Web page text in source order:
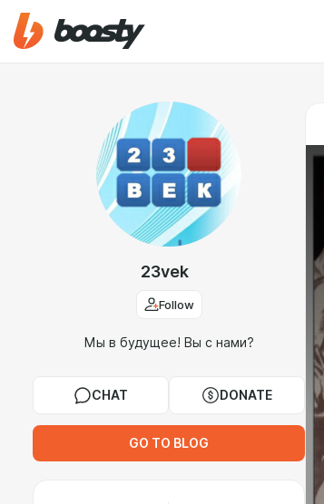
23vek
Follow
Мы в будущее! Вы с нами?
CHAT DONATE
GO TO BLOG